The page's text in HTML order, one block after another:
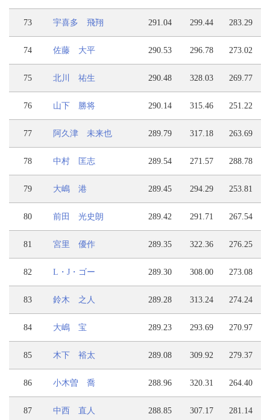
73 宇喜多 飛翔 291.04 299.44 283.29
74 佐藤 大平 290.53 296.78 273.02
75 北川 祐生 290.48 328.03 269.77
76 山下 勝将 290.14 315.46 251.22
77 阿久津 未来也 289.79 317.18 263.69
78 中村 匡志 289.54 271.57 288.78
79 大嶋 港 289.45 294.29 253.81
80 前田 光史朗 289.42 291.71 267.54
81 宮里 優作 289.35 322.36 276.25
82 L・J・ゴー 289.30 308.00 273.08
83 鈴木 之人 289.28 313.24 274.24
84 大嶋 宝 289.23 293.69 270.97
85 木下 裕太 289.08 309.92 279.37
86 小木曽 喬 288.96 320.31 264.40
87 中西 直人 288.85 307.17 281.14